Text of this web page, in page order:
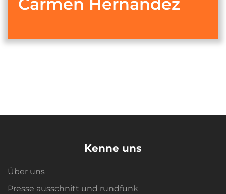
Kenne uns
Über uns
Presse ausschnitt und rundfunk